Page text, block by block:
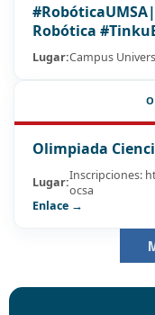
Robótica
Lugar:Campus
Olimpiada
Lugar:Inscripciones:
ocsa
Enlace →